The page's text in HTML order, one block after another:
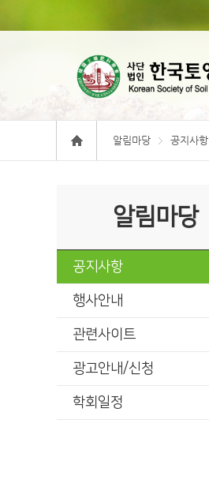
알림마당 공지사항
알림마당
공지사항
행사안내
관련사이트
광고안내/신청
학회일정